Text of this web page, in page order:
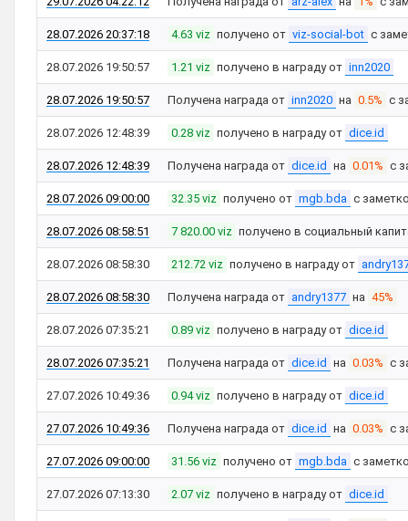
28.07.2026 20:37:18 4.63 viz получено от viz-social-bot с
28.07.2026 19:50:57 1.21 viz получено в награду от inn2020
28.07.2026 19:50:57 Получена награда от inn2020 на 0.5% с
28.07.2026 12:48:39 0.28 viz получено в награду от dice.id
28.07.2026 12:48:39 Получена награда от dice.id на 0.01% с
28.07.2026 09:00:00 32.35 viz получено от mgb.bda с
28.07.2026 08:58:51 7 820.00 viz получено в социальный
28.07.2026 08:58:30 212.72 viz получено в награду от
28.07.2026 08:58:30 Получена награда от andry1377 на 45%
28.07.2026 07:35:21 0.89 viz получено в награду от dice.id
28.07.2026 07:35:21 Получена награда от dice.id на 0.03% с
27.07.2026 10:49:36 0.94 viz получено в награду от dice.id
27.07.2026 10:49:36 Получена награда от dice.id на 0.03% с
27.07.2026 09:00:00 31.56 viz получено от mgb.bda с
27.07.2026 07:13:30 2.07 viz получено в награду от dice.id